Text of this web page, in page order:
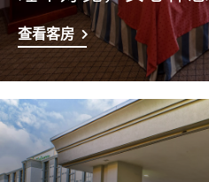
查看客房